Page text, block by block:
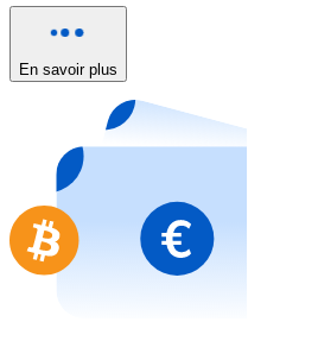
Acheter avec carte
Nouveau
Achetez des cartes-
Aller à la boutique de cartes-
En savoir plus